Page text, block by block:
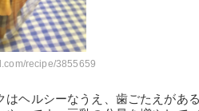
recipe/3855659
はヘルシーなうえ、歯ごたえがあ